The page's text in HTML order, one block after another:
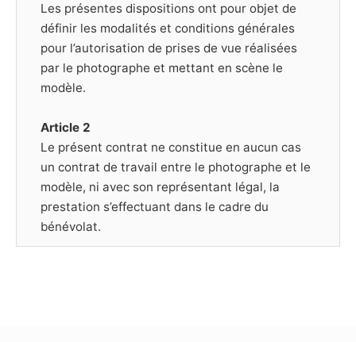
Les présentes dispositions ont pour objet de
définir les modalités et conditions générales
pour l’autorisation de prises de vue réalisées
par le photographe et mettant en scène le
modèle.
Article 2
Le présent contrat ne constitue en aucun cas
un contrat de travail entre le photographe et le
modèle, ni avec son représentant légal, la
prestation s’effectuant dans le cadre du
bénévolat.